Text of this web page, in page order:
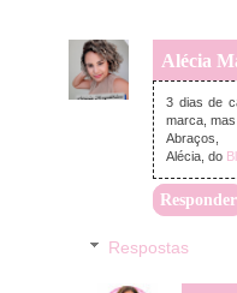
Alécia
3 dias de
marca,
Abraços,
Alécia, do
Responder
Respostas